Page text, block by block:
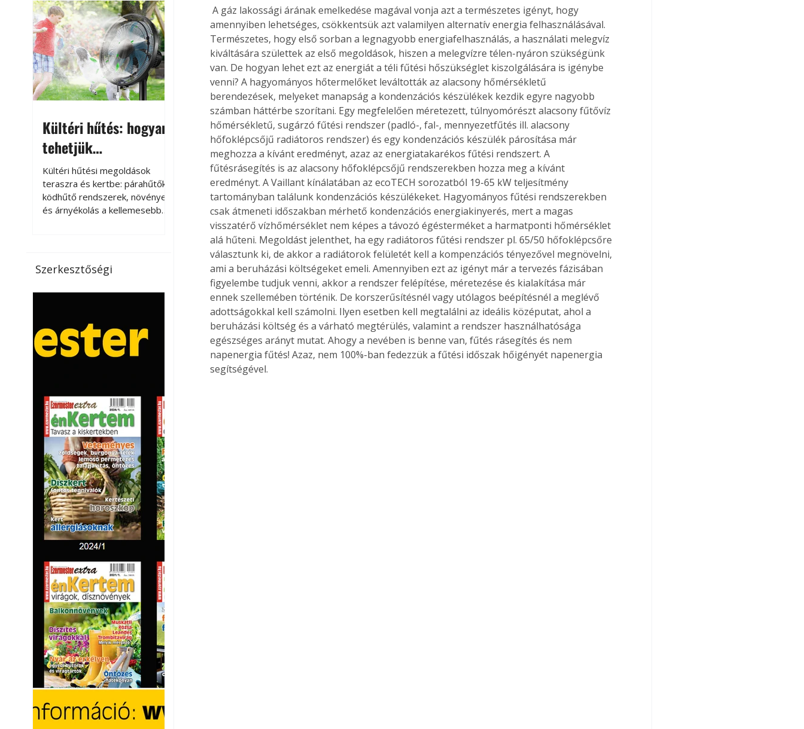
megközelítheti. Ez nemcsak a
beszállást teszi kellemetlenné,
hanem az autó állapotára és a
benne hagyott tárgyakra is
káros hatással lehet. Néhány
egyszerű óvintézkedéssel
azonban jelentősen
csökkenthetjük a hőség káros
Kültéri hűtés: hogyan
tehetjük
kellemesebbé a
teraszt és a kertet?
Kültéri hűtési megoldások
teraszra és kertbe: párahűtők,
ködhűtő rendszerek, növények
és árnyékolás a kellemesebb
jelentőséget kapott, ahogy a
nyári hőhullámok gyakoribbá és
a megoldást a meleg ellen, ma
már egyre többen keresnek
olyan kültéri hűtési
vendégl
Szerkesztőségi
A gáz lakossági árának emelkedése magával vonja azt a természetes igényt, hogy
amennyiben lehetséges, csökkentsük azt valamilyen alternatív energia felhasználásával.
Természetes, hogy első sorban a legnagyobb energiafelhasználás, a használati melegvíz
kiváltására születtek az első megoldások, hiszen a melegvízre télen-nyáron szükségünk
van. De hogyan lehet ezt az energiát a téli fűtési hőszükséglet kiszolgálására is igénybe
venni? A hagyományos hőtermelőket leváltották az alacsony hőmérsékletű
berendezések, melyeket manapság a kondenzációs készülékek kezdik egyre nagyobb
számban háttérbe szorítani. Egy megfelelően méretezett, túlnyomórészt alacsony fűtővíz
hőmérsékletű, sugárzó fűtési rendszer (padló-, fal-, mennyezetfűtés ill. alacsony
hőfoklépcsőjű radiátoros rendszer) és egy kondenzációs készülék párosítása már
meghozza a kívánt eredményt, azaz az energiatakarékos fűtési rendszert. A
fűtésrásegítés is az alacsony hőfoklépcsőjű rendszerekben hozza meg a kívánt
eredményt. A Vaillant kínálatában az ecoTECH sorozatból 19-65 kW teljesítmény
tartományban találunk kondenzációs készülékeket. Hagyományos fűtési rendszerekben
csak átmeneti időszakban mérhető kondenzációs energiakinyerés, mert a magas
visszatérő vízhőmérséklet nem képes a távozó égésterméket a harmatponti hőmérséklet
alá hűteni. Megoldást jelenthet, ha egy radiátoros fűtési rendszer pl. 65/50 hőfoklépcsőre
választunk ki, de akkor a radiátorok felületét kell a kompenzációs tényezővel megnövelni,
ami a beruházási költségeket emeli. Amennyiben ezt az igényt már a tervezés fázisában
figyelembe tudjuk venni, akkor a rendszer felépítése, méretezése és kialakítása már
ennek szellemében történik. De korszerűsítésnél vagy utólagos beépítésnél a meglévő
adottságokkal kell számolni. Ilyen esetben kell megtalálni az ideális középutat, ahol a
beruházási költség és a várható megtérülés, valamint a rendszer használhatósága
egészséges arányt mutat. Ahogy a nevében is benne van, fűtés rásegítés és nem
napenergia fűtés! Azaz, nem 100%-ban fedezzük a fűtési időszak hőigényét napenergia
segítségével.